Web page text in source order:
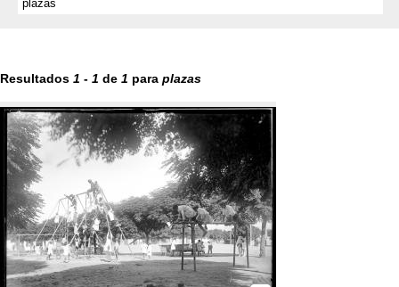
Resultados 1 - 1 de 1 para plazas